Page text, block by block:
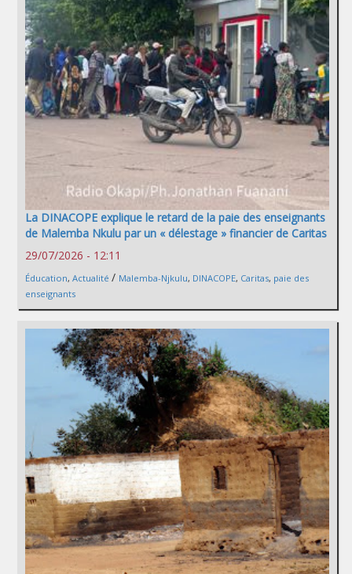
La DINACOPE explique le retard de la paie des enseignants
de Malemba Nkulu par un « délestage » financier de Caritas
29/07/2026 - 12:11
Éducation, Actualité / Malemba-Njkulu, DINACOPE, Caritas, paie des
enseignants